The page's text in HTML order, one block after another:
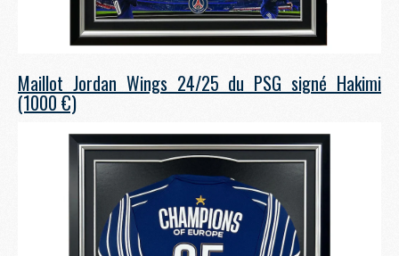
Maillot Jordan Wings 24/25 du PSG signé Hakimi
(1000 €)